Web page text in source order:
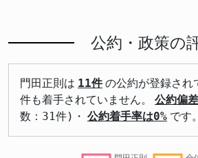
公約・政策の
門田正則は 11件 の公約が登録され
件も着手されていません。
公約偏
数：31件)・ 公約着手率は0% です。